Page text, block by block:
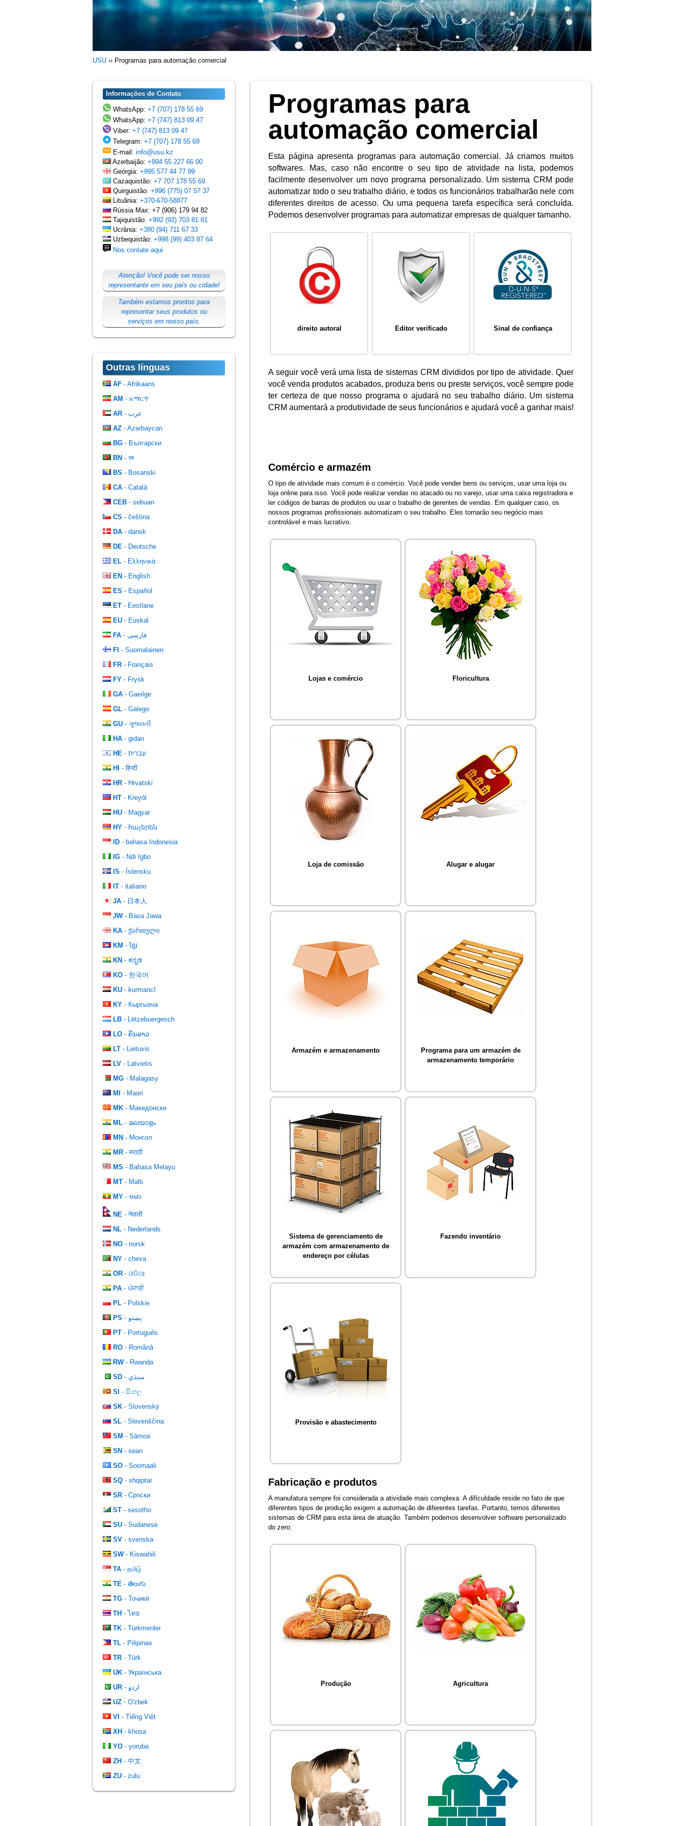
USU ›› Programas para automação comercial
Programas para
automação comercial
Esta página apresenta programas para automação comercial. Já criamos muitos
softwares. Mas, caso não encontre o seu tipo de atividade na lista, podemos
facilmente desenvolver um novo programa personalizado. Um sistema CRM pode
automatizar todo o seu trabalho diário, e todos os funcionários trabalharão nele com
diferentes direitos de acesso. Ou uma pequena tarefa específica será concluída.
Podemos desenvolver programas para automatizar empresas de qualquer tamanho.
direito autoral Editor verificado Sinal de confiança
A seguir você verá uma lista de sistemas CRM divididos por tipo de atividade. Quer
você venda produtos acabados, produza bens ou preste serviços, você sempre pode
ter certeza de que nosso programa o ajudará no seu trabalho diário. Um sistema
CRM aumentará a produtividade de seus funcionários e ajudará você a ganhar mais!
Comércio e armazém
O tipo de atividade mais comum é o comércio. Você pode vender bens ou serviços, usar uma loja ou
loja online para isso. Você pode realizar vendas no atacado ou no varejo, usar uma caixa registradora e
ler códigos de barras de produtos ou usar o trabalho de gerentes de vendas. Em qualquer caso, os
nossos programas profissionais automatizam o seu trabalho. Eles tornarão seu negócio mais
controlável e mais lucrativo.
Lojas e comércio Floricultura
Loja de comissão Alugar e alugar
Armazém e armazenamento
Programa para um armazém de
armazenamento temporário
Sistema de gerenciamento de
armazém com armazenamento de
endereço por células
Fazendo inventário
Provisão e abastecimento
Fabricação e produtos
A manufatura sempre foi considerada a atividade mais complexa. A dificuldade reside no fato de que
diferentes tipos de produção exigem a automação de diferentes tarefas. Portanto, temos diferentes
sistemas de CRM para esta área de atuação. Também podemos desenvolver software personalizado
do zero.
Produção Agricultura
Informações de Contato
WhatsApp: +7 (707) 178 55 69
WhatsApp: +7 (747) 813 09 47
Viber: +7 (747) 813 09 47
Telegram: +7 (707) 178 55 69
E-mail: info@usu.kz
Azerbaijão: +994 55 227 66 00
Geórgia: +995 577 44 77 99
Cazaquistão: +7 707 178 55 69
Quirguistão: +996 (775) 07 57 37
Lituânia: +370-670-58877
Rússia Max: +7 (906) 179 94 82
Tajiquistão: +992 (92) 703 81 81
Ucrânia: +380 (94) 711 67 33
Uzbequistão: +998 (99) 403 87 64
Nos contate aqui
Atenção! Você pode ser nosso
representante em seu país ou cidade!
Também estamos prontos para
representar seus produtos ou
serviços em nosso país.
Outras línguas
AF - Afrikaans
AM - አማርኛ
AR
- عرب
AZ - Azərbaycan
BG - Български
BN - বঙ্গ
BS - Bosanski
CA - Català
CEB - sebuan
CS - čeština
DA - dansk
DE - Deutsche
EL - Ελληνικά
EN - English
ES - Español
ET - Eestlane
EU - Euskal
FA
- فارسی
FI - Suomalainen
FR - Français
FY - Frysk
GA - Gaeilge
GL - Galego
GU - ગુજરાતી
HA - gidan
HE
- עִברִית
HI
- हिन्दी
HR - Hrvatski
HT - Kreyòl
HU - Magyar
HY - հայերեն
ID - bahasa Indonesia
IG - Ndi Igbo
IS - Íslensku
IT - italiano
JA - 日本人
JW- Basa Jawa
KA - ქართული
KM - ខ្មែរ
KN - ಕನ್ನಡ
KO - 한국어
KU - kurmancî
KY - Кыргызча
LB - Lëtzebuergesch
LO - ຄົນລາວ
LT - Lietuvis
LV - Latvietis
MG - Malagasy
MI
- Maori
MK - Македонски
ML - മലയാളം
MN - Монгол
MR - मराठी
MS - Bahasa Melayu
MT - Malti
MY - ဗမာ
NE - नेपाली
NL - Nederlands
NO - norsk
NY - cheva
OR - ଓଡିଆ
PA - ਪੰਜਾਬੀ
PL - Polskie
PS
- پښتو
PT - Português
RO - Română
RW- Rwanda
SD
- سنڌي
SI - සිංහල
SK - Slovenský
SL - Slovenščina
SM - Sāmoa
SN - sean
SO - Soomaali
SQ - shqiptar
SR - Српски
ST - sesotho
SU - Sudanese
SV - svenska
SW- Kiswahili
TA - தமிழ்
TE - తెలుగు
TG - Тоҷикӣ
TH - ไทย
TK - Türkmenler
TL - Pilipinas
TR - Türk
UK - Українська
UR
- اردو
UZ - O'zbek
VI - Tiếng Việt
XH - khosa
YO - yoruba
ZH - 中文
ZU - zulu